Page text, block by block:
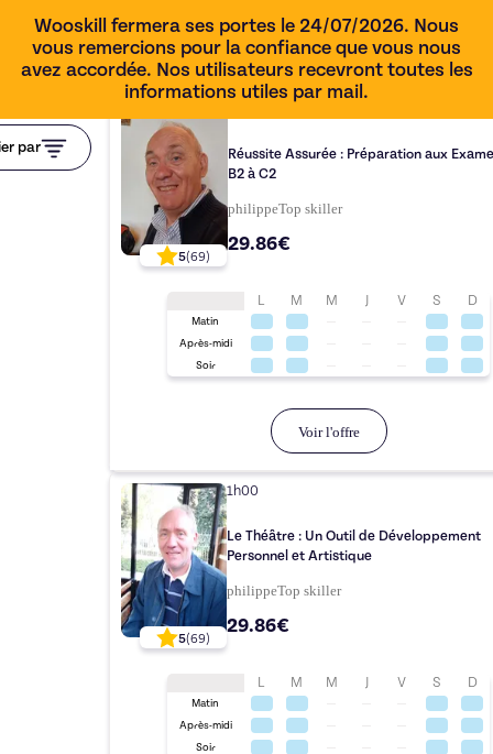
Wooskill fermera ses portes le 24/07/2026. Nous
vous remercions pour la confiance que vous nous
avez accordée. Nos utilisateurs recevront toutes les
informations utiles par mail.
par
5(69)
Réussite Assurée : Préparation aux
B2 à C2
philippeTop skiller
29.86€
L M M J V S D
Matin
Après-midi
Soir
Voir l'offre
5(69)
1h00
Le Théâtre : Un Outil de Développement
Personnel et Artistique
philippeTop skiller
29.86€
L M M J V S D
Matin
Après-midi
Soir